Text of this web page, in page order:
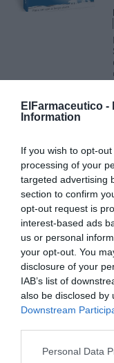
ElFarmaceutico -
Information
If you wish to opt-
processing of your
targeted advertising
section to confirm
opt-out request is
interest-based ads
us or personal
your opt-out. You
disclosure of your
IAB’s list of
also be disclosed by
Downstream
Personal Data